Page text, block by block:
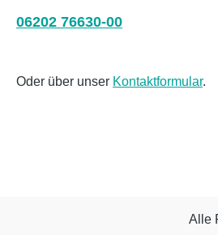
06202 76630-00
Oder über unser Kontaktformular.
Alle